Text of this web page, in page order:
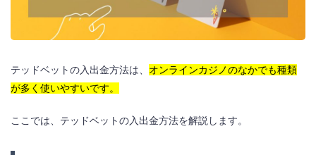
テッドベットの入出金方法は、 オンラインカジノのなかでも種類
が多く使いやすいです。
ここでは、テッドベットの入出金方法を解説します。